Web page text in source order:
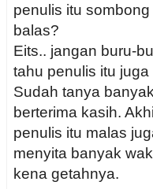
penulis itu
balas?
Eits.. jangan buru-
tahu penulis itu
Sudah tanya
berterima kasih.
penulis itu malas
menyita banyak
kena getahnya.